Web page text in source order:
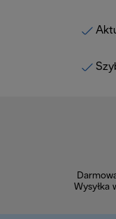
Wysyłka